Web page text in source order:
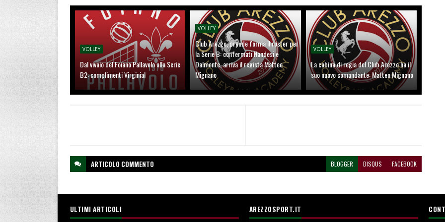
VOLLEY
Dal vivaio del Foiano Pallavolo alla Serie
B2: complimenti Virginia!
VOLLEY
Club Arezzo, prende forma il roster per
la Serie B: confermati Nandesi e
Dalmonte, arriva il regista Matteo
Mignano
VOLLEY
La cabina di regia del Club Arezzo ha il
suo nuovo comandante: Matteo Mignano
ARTICOLO COMMENTO BLOGGER DISQUS FACEBOOK
ULTIMI ARTICOLI AREZZOSPORT.IT